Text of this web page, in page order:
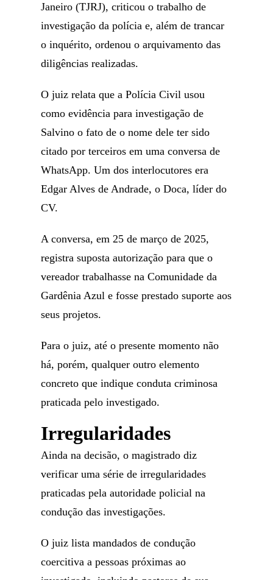
Janeiro (TJRJ), criticou o trabalho de
investigação da polícia e, além de trancar
o inquérito, ordenou o arquivamento das
diligências realizadas.
O juiz relata que a Polícia Civil usou
como evidência para investigação de
Salvino o fato de o nome dele ter sido
citado por terceiros em uma conversa de
WhatsApp. Um dos interlocutores era
Edgar Alves de Andrade, o Doca, líder do
CV.
A conversa, em 25 de março de 2025,
registra suposta autorização para que o
vereador trabalhasse na Comunidade da
Gardênia Azul e fosse prestado suporte aos
seus projetos.
Para o juiz, até o presente momento não
há, porém, qualquer outro elemento
concreto que indique conduta criminosa
praticada pelo investigado.
Irregularidades
Ainda na decisão, o magistrado diz
verificar uma série de irregularidades
praticadas pela autoridade policial na
condução das investigações.
O juiz lista mandados de condução
coercitiva a pessoas próximas ao